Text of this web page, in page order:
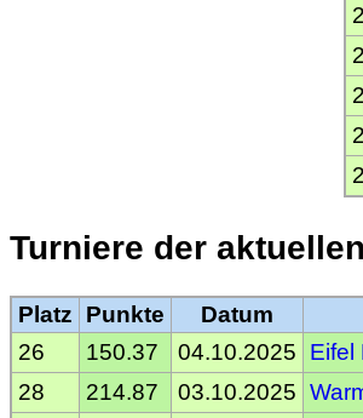
Turniere der
Platz Punkte Datum
26
150.37 04.10.2025
Eifel
28
214.87 03.10.2025